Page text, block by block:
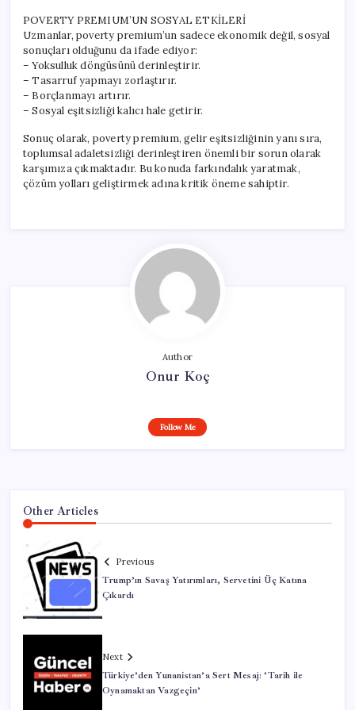
POVERTY PREMIUM’UN SOSYAL ETKİLERİ
Uzmanlar, poverty premium’un sadece ekonomik değil, sosyal
sonuçları olduğunu da ifade ediyor:
– Yoksulluk döngüsünü derinleştirir.
– Tasarruf yapmayı zorlaştırır.
– Borçlanmayı artırır.
– Sosyal eşitsizliği kalıcı hale getirir.
Sonuç olarak, poverty premium, gelir eşitsizliğinin yanı sıra,
toplumsal adaletsizliği derinleştiren önemli bir sorun olarak
karşımıza çıkmaktadır. Bu konuda farkındalık yaratmak,
çözüm yolları geliştirmek adına kritik öneme sahiptir.
Author
Onur Koç
Follow Me
Other Articles
Previous
Trump’ın Savaş Yatırımları, Servetini Üç Katına
Çıkardı
Next
Türkiye’den Yunanistan’a Sert Mesaj: ‘Tarih ile
Oynamaktan Vazgeçin’